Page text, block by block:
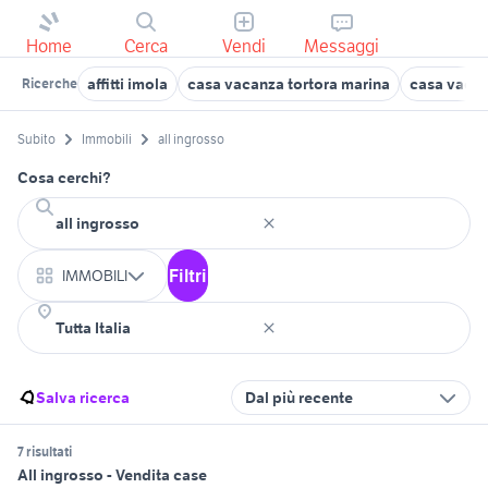
Home Cerca Vendi Messaggi
Ricerche affitti imola casa vacanza tortora marina casa
Subito Immobili all ingrosso
Cosa cerchi?
IMMOBILI Filtri
Salva ricerca Dal più recente
7 risultati
All ingrosso - Vendita case